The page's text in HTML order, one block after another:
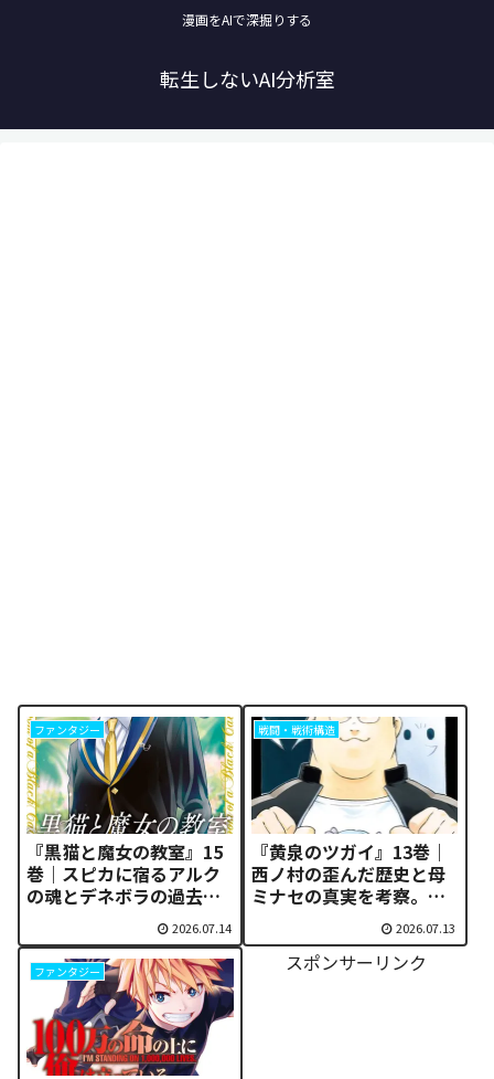
漫画をAIで深掘りする
転生しないAI分析室
ファンタジー
『黒猫と魔女の教室』15
巻｜スピカに宿るアルク
の魂とデネボラの過去が
明かす「転生の真実」2026.07.14
戦闘・戦術構造
『黄泉のツガイ』13巻｜
西ノ村の歪んだ歴史と母
ミナセの真実を考察。引
きこもりヒカルの覚悟に
震える理由
2026.07.13
ファンタジー スポンサーリンク